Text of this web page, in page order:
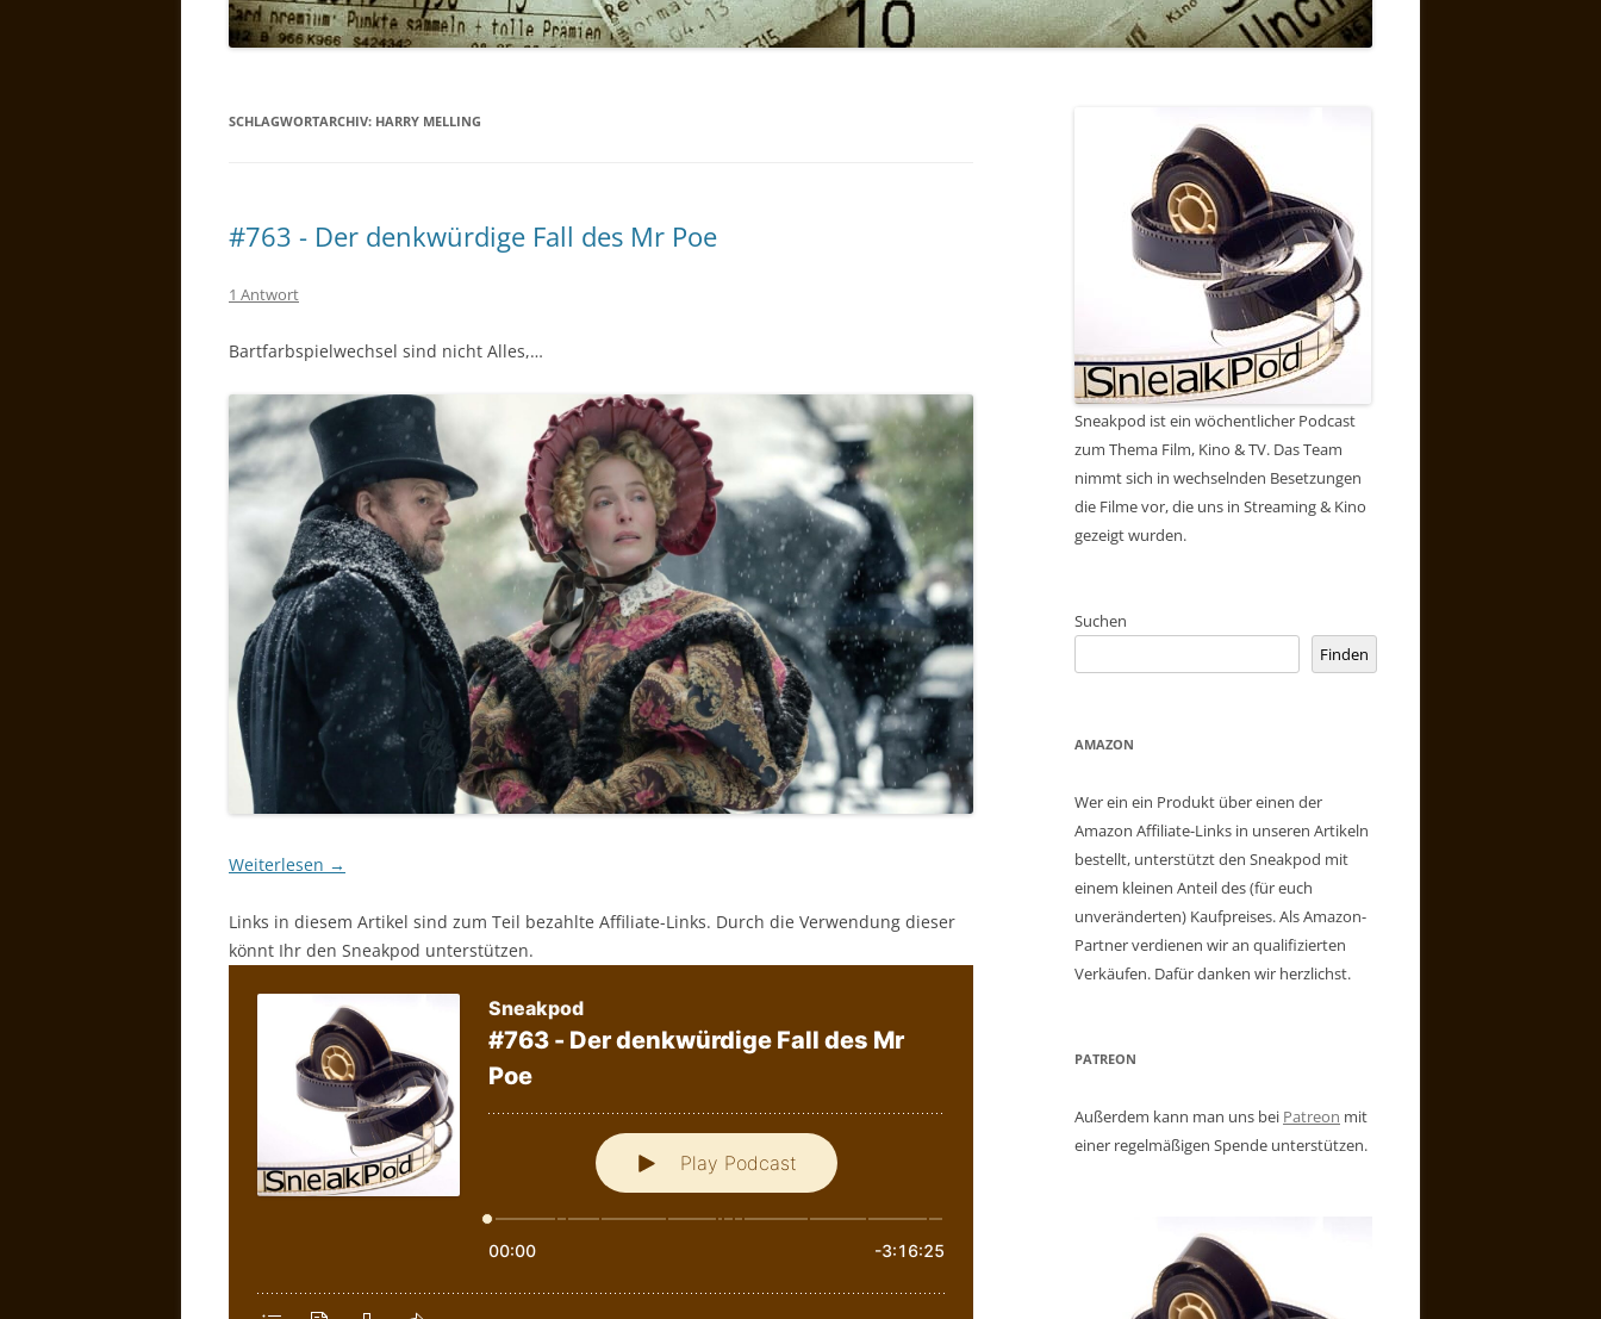
SCHLAGWORTARCHIV: HARRY MELLING
#763 - Der denkwürdige Fall des Mr Poe
1 Antwort
Bartfarbspielwechsel sind nicht Alles,…
Weiterlesen →
Links in diesem Artikel sind zum Teil bezahlte Affiliate-Links. Durch die Verwendung dieser
könnt Ihr den Sneakpod unterstützen.
Sneakpod ist ein wöchentlicher Podcast
zum Thema Film, Kino & TV. Das Team
nimmt sich in wechselnden Besetzungen
die Filme vor, die uns in Streaming & Kino
gezeigt wurden.
Suchen
Finden
AMAZON
Wer ein ein Produkt über einen der
Amazon Affiliate-Links in unseren Artikeln
bestellt, unterstützt den Sneakpod mit
einem kleinen Anteil des (für euch
unveränderten) Kaufpreises. Als Amazon-
Partner verdienen wir an qualifizierten
Verkäufen. Dafür danken wir herzlichst.
PATREON
Außerdem kann man uns bei Patreon mit
einer regelmäßigen Spende unterstützen.